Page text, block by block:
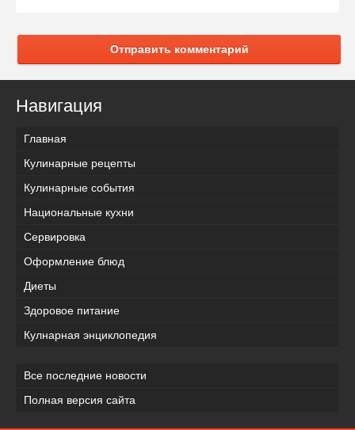
Отправить комментарий
Навигация
Главная
Кулинарные рецепты
Кулинарные события
Национальные кухни
Сервировка
Оформление блюд
Диеты
Здоровое питание
Кулнарная энциклопедия
Все последние новости
Полная версия сайта